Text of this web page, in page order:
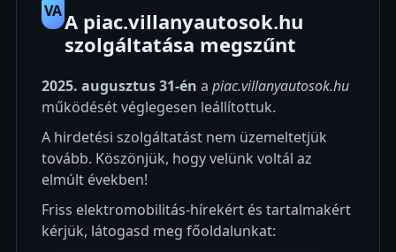
VAA piac.villanyautosok.hu
szolgáltatása megszűnt
2025. augusztus 31-én a piac.villanyautosok.hu
működését véglegesen leállítottuk.
A hirdetési szolgáltatást nem üzemeltetjük
tovább. Köszönjük, hogy velünk voltál az
elmúlt években!
Friss elektromobilitás-hírekért és tartalmakért
kérjük, látogasd meg főoldalunkat: